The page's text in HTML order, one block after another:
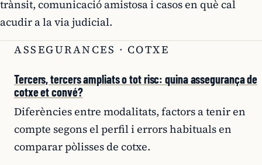
trànsit, comunicació amistosa i casos en què cal
acudir a la via judicial.
ASSEGURANCES · COTXE
Tercers, tercers ampliats o tot risc: quina assegurança de
cotxe et convé?
Diferències entre modalitats, factors a tenir en
compte segons el perfil i errors habituals en
comparar pòlisses de cotxe.